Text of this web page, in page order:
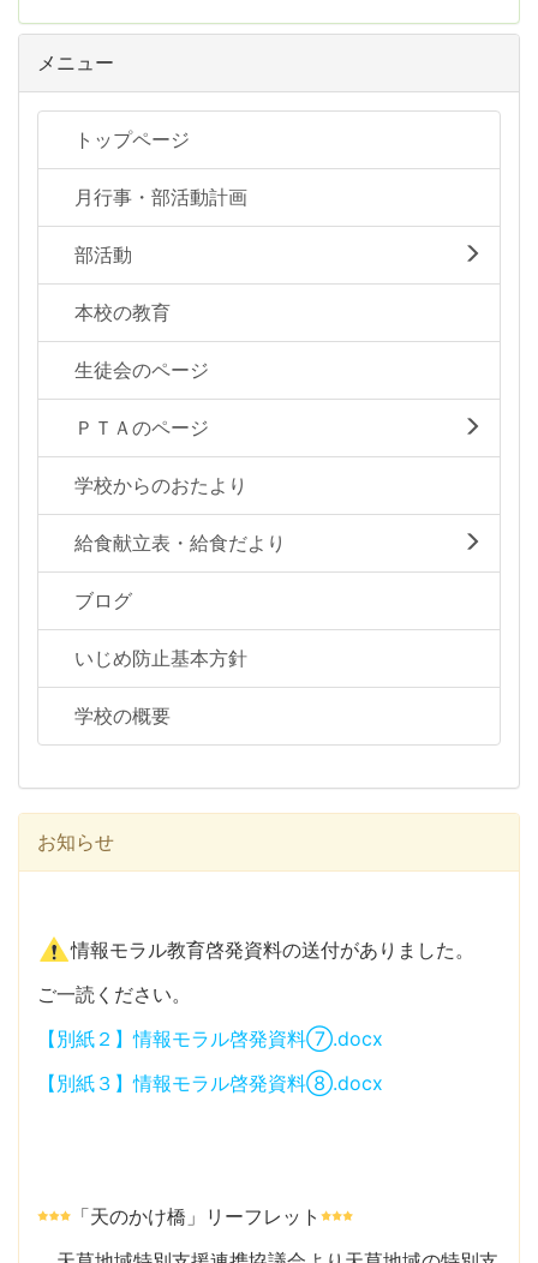
メニュー
トップページ
月行事・部活動計画
部活動
本校の教育
生徒会のページ
ＰＴＡのページ
学校からのおたより
給食献立表・給食だより
ブログ
いじめ防止基本方針
学校の概要
お知らせ
情報モラル教育啓発資料の送付がありました。
ご一読ください。
【別紙２】情報モラル啓発資料⑦.docx
【別紙３】情報モラル啓発資料⑧.docx
「天のかけ橋」リーフレット